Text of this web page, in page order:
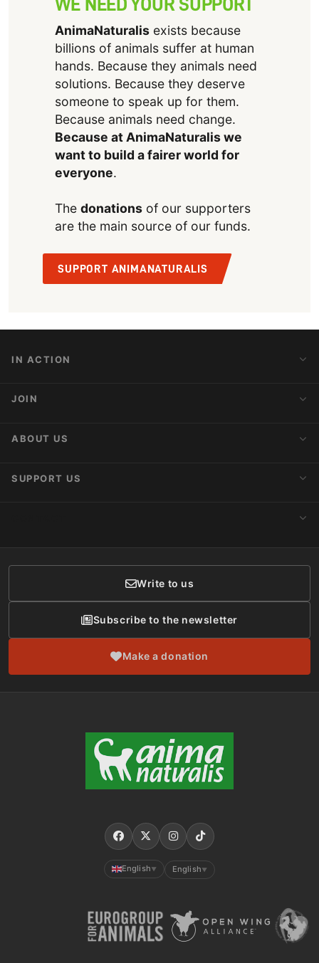
AnimaNaturalisexists because
billions of animals suffer at human
hands. Because they animals need
solutions. Because they deserve
someone to speak up for them.
Because animals need change.
Because at AnimaNaturalis we
want to build a fairer world for
everyone.
The donationsof our supporters
are the main source of our funds.
SUPPORT ANIMANATURALIS
IN ACTION
Action Alerts
JOIN
Activist Network
ABOUT US
About AnimaNaturalis
SUPPORT US
Donor Care
Write to us
Subscribe to the newsletter
Make a donation
English ▼ English ▼